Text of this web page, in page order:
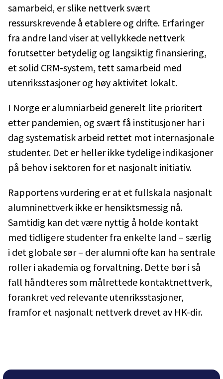
samarbeid, er slike nettverk svært
ressurskrevende å etablere og drifte. Erfaringer
fra andre land viser at vellykkede nettverk
forutsetter betydelig og langsiktig finansiering,
et solid CRM-system, tett samarbeid med
utenriksstasjoner og høy aktivitet lokalt.
I Norge er alumniarbeid generelt lite prioritert
etter pandemien, og svært få institusjoner har i
dag systematisk arbeid rettet mot internasjonale
studenter. Det er heller ikke tydelige indikasjoner
på behov i sektoren for et nasjonalt initiativ.
Rapportens vurdering er at et fullskala nasjonalt
alumninettverk ikke er hensiktsmessig nå.
Samtidig kan det være nyttig å holde kontakt
med tidligere studenter fra enkelte land – særlig
i det globale sør – der alumni ofte kan ha sentrale
roller i akademia og forvaltning. Dette bør i så
fall håndteres som målrettede kontaktnettverk,
forankret ved relevante utenriksstasjoner,
framfor et nasjonalt nettverk drevet av HK-dir.